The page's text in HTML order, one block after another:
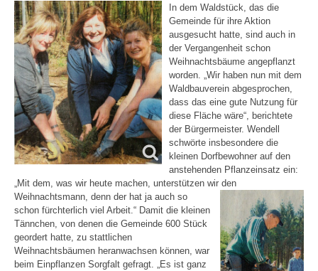
In dem Waldstück, das die
Gemeinde für ihre Aktion
ausgesucht hatte, sind auch in
der Vergangenheit schon
Weihnachtsbäume angepflanzt
worden. „Wir haben nun mit dem
Waldbauverein abgesprochen,
dass das eine gute Nutzung für
diese Fläche wäre“, berichtete
der Bürgermeister. Wendell
schwörte insbesondere die
kleinen Dorfbewohner auf den
anstehenden Pflanzeinsatz ein:
„Mit dem, was wir heute machen, unterstützen wir den
Weihnachtsmann, denn der hat ja auch so
schon fürchterlich viel Arbeit.“ Damit die kleinen
Tännchen, von denen die Gemeinde 600 Stück
geordert hatte, zu stattlichen
Weihnachtsbäumen heranwachsen können, war
beim Einpflanzen Sorgfalt gefragt. „Es ist ganz